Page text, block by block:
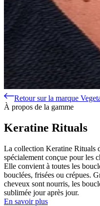
Retour sur la marque
À propos de la gamme
Keratine Rituals
La collection Keratine Rituals
spécialement conçue pour les
Elle convient à toutes les
bouclées, frisées ou crépues.
cheveux sont nourris, les
sublimée jour après jour.
En savoir plus